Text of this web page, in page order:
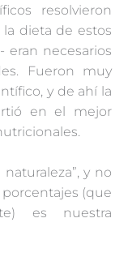
resolvieron
dieta de estos
eran necesarios
Fueron muy
y de ahí la
en el mejor
y no
(que
es nuestra